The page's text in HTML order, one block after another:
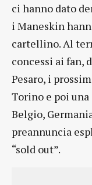
ci hanno dato
i Maneskin
cartellino. Al
concessi ai fan,
Pesaro, i
Torino e poi
Belgio,
preannuncia
“sold out”.